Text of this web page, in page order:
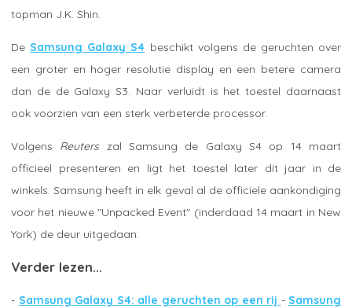
topman J.K. Shin.
DeSamsung Galaxy S4 beschikt volgens de geruchten over
een groter en hoger resolutie display en een betere camera
dan de de Galaxy S3. Naar verluidt is het toestel daarnaast
ook voorzien van een sterk verbeterde processor.
Volgens Reuters zal Samsung de Galaxy S4 op 14 maart
officieel presenteren en ligt het toestel later dit jaar in de
winkels. Samsung heeft in elk geval al de officiele aankondiging
voor het nieuwe "Unpacked Event" (inderdaad 14 maart in New
York) de deur uitgedaan.
Verder lezen...
- Samsung Galaxy S4: alle geruchten op een rij - Samsung